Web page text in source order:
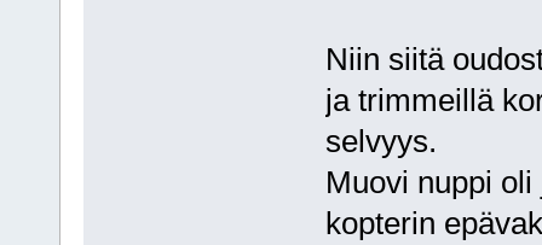
Niin siitä
ja trimmeillä
selvyys.
Muovi nuppi
kopterin